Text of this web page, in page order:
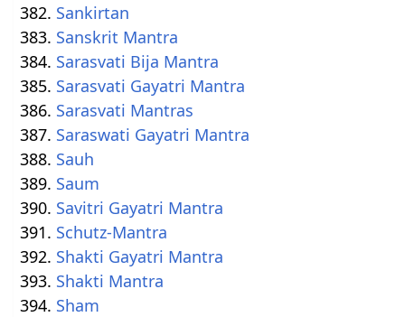
Sankirtan
Sanskrit Mantra
Sarasvati Bija Mantra
Sarasvati Gayatri Mantra
Sarasvati Mantras
Saraswati Gayatri Mantra
Sauh
Saum
Savitri Gayatri Mantra
Schutz-Mantra
Shakti Gayatri Mantra
Shakti Mantra
Sham